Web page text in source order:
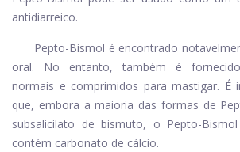
antidiarreico.
Pepto-Bismol é encontrado
oral. No entanto, também é
normais e comprimidos para mastigar. É
que, embora a maioria das formas de
subsalicilato de bismuto, o Pepto-
contém carbonato de cálcio.